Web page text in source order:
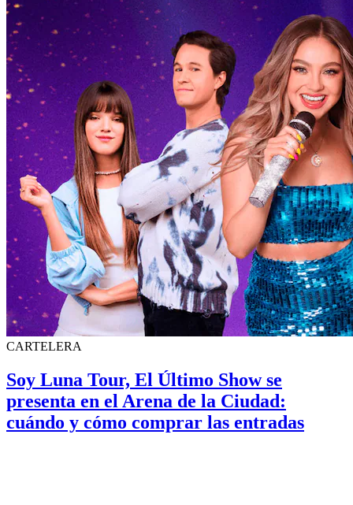
CARTELERA
Soy Luna Tour, El Último Show se
presenta en el Arena de la Ciudad:
cuándo y cómo comprar las entradas